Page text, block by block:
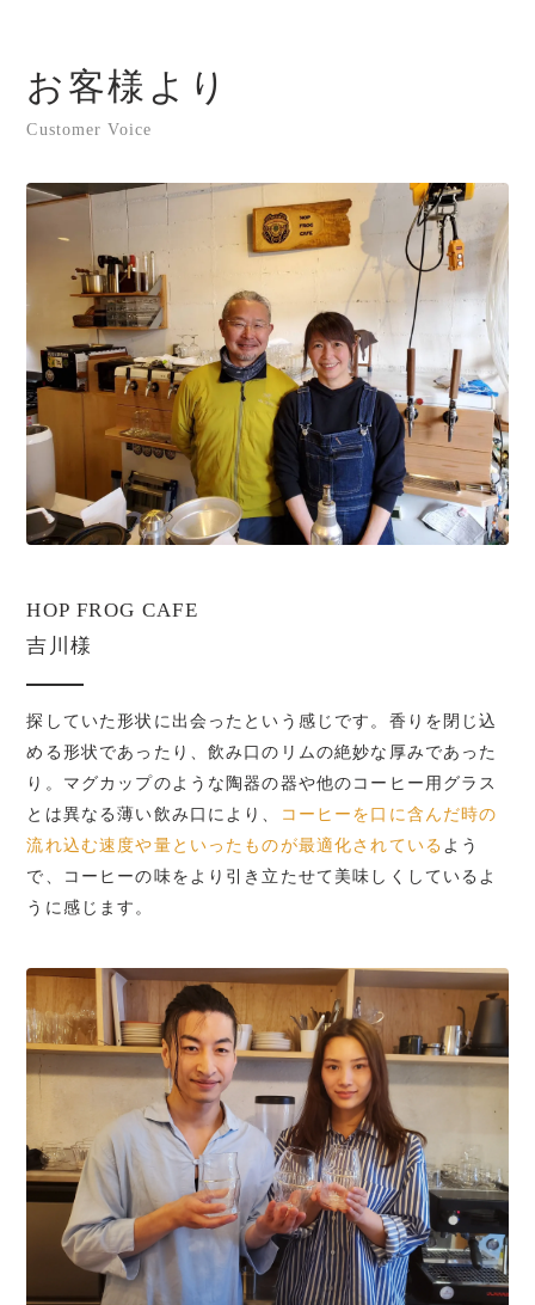
お客様より
Customer Voice
HOP FROG CAFE
吉川様
探していた形状に出会ったという感じです。香りを閉じ込
める形状であったり、飲み口のリムの絶妙な厚みであった
り。マグカップのような陶器の器や他のコーヒー用グラス
とは異なる薄い飲み口により、
コーヒーを口に含んだ時の
流れ込む速度や量といったものが最適化されている よう
で、コーヒーの味をより引き立たせて美味しくしているよ
うに感じます。